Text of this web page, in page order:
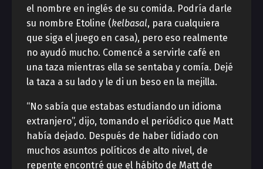
el nombre en inglés de su comida. Podría darle
su nombre Etoline (kelbasal, para cualquiera
que siga el juego en casa), pero eso realmente
no ayudó mucho. Comencé a servirle café en
una taza mientras ella se sentaba y comía. Dejé
la taza a su lado y le di un beso en la mejilla.
“No sabía que estabas estudiando un idioma
extranjero”, dijo, tomando el periódico que Matt
había dejado. Después de haber lidiado con
muchos asuntos políticos de alto nivel, de
repente encontré que el hábito de Matt de